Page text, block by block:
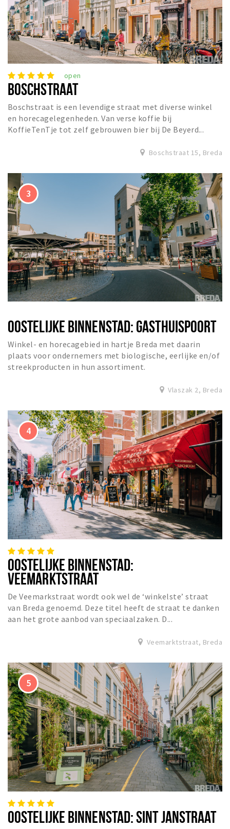
open
BOSCHSTRAAT
Boschstraat is een levendige straat met diverse winkel
en horecagelegenheden. Van verse koffie bij
KoffieTenTje tot zelf gebrouwen bier bij De Beyerd...
Boschstraat 15, Breda
OOSTELIJKE BINNENSTAD: GASTHUISPOORT
Winkel- en horecagebied in hartje Breda met daarin
plaats voor ondernemers met biologische, eerlijke en/of
streekproducten in hun assortiment.
Vlaszak 2, Breda
OOSTELIJKE BINNENSTAD:
VEEMARKTSTRAAT
De Veemarkstraat wordt ook wel de ‘winkelste’ straat
van Breda genoemd. Deze titel heeft de straat te danken
aan het grote aanbod van speciaalzaken. D...
Veemarktstraat, Breda
OOSTELIJKE BINNENSTAD: SINT JANSTRAAT